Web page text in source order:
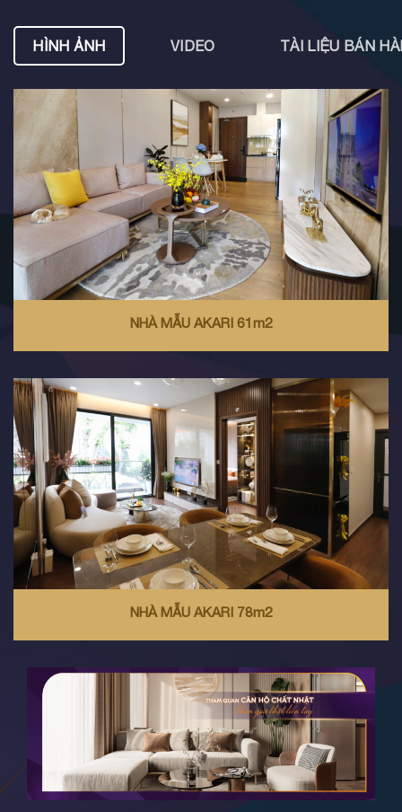
HÌNH ẢNH VIDEO TÀI LIỆU BÁN
NHÀ MẪU AKARI 61m2
NHÀ MẪU AKARI 78m2